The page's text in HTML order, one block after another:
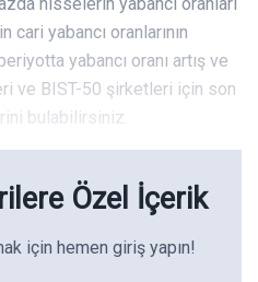
yabancı oranlarının
yabancı oranı artış ve
ve BIST-50 şirketleri için son
bulabilirsiniz.
Özel İçerik
için hemen giriş yapın!